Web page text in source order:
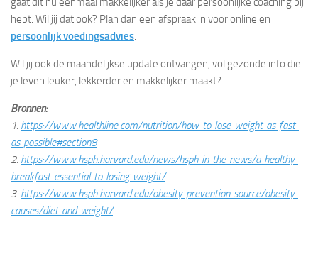
hebt. Wil jij dat ook? Plan dan een afspraak in voor online en
persoonlijk voedingsadvies.
Wil jij ook de maandelijkse update ontvangen, vol gezonde info die
je leven leuker, lekkerder en makkelijker maakt?
Bronnen:
1. https://www.healthline.com/nutrition/how-to-lose-weight-as-fast-
as-possible#section8
2. https://www.hsph.harvard.edu/news/hsph-in-the-news/a-healthy-
breakfast-essential-to-losing-weight/
3. https://www.hsph.harvard.edu/obesity-prevention-source/obesity-
causes/diet-and-weight/